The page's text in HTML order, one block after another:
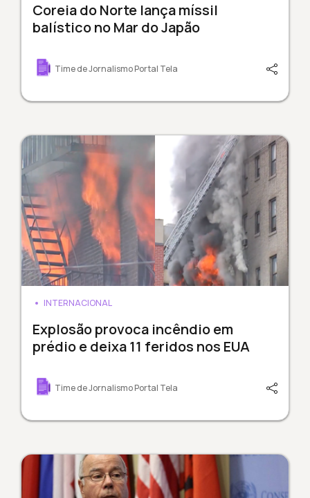
Coreia do Norte lança míssil
balístico no Mar do Japão
Time de Jornalismo Portal Tela
INTERNACIONAL
Explosão provoca incêndio em
prédio e deixa 11 feridos nos EUA
Time de Jornalismo Portal Tela